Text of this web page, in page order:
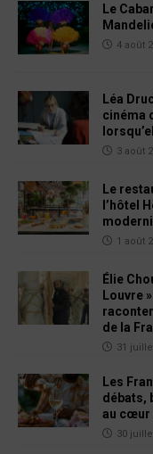
Le
4 août
Léa
cinéma
3 août
Le
l’hôtel
1 août
Élie
Louvre
de la
31
Les
débats,
au cœur
30